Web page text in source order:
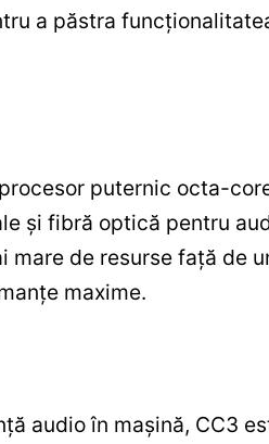
a păstra
puternic octa-
și fibră optică pentru
de resurse față de
maxime.
audio în mașină, CC3